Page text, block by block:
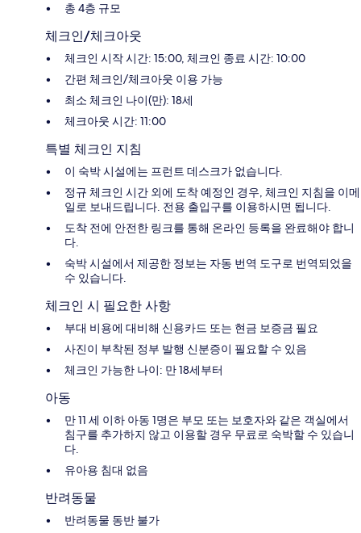
총 4층 규모
체크인/체크아웃
체크인 시작 시간: 15:00, 체크인 종료 시간: 10:00
간편 체크인/체크아웃 이용 가능
최소 체크인 나이(만): 18세
체크아웃 시간: 11:00
특별 체크인 지침
이 숙박 시설에는 프런트 데스크가 없습니다.
정규 체크인 시간 외에 도착 예정인 경우, 체크인 지침을 이메
일로 보내드립니다. 전용 출입구를 이용하시면 됩니다.
도착 전에 안전한 링크를 통해 온라인 등록을 완료해야 합니
다.
숙박 시설에서 제공한 정보는 자동 번역 도구로 번역되었을
수 있습니다.
체크인 시 필요한 사항
부대 비용에 대비해 신용카드 또는 현금 보증금 필요
사진이 부착된 정부 발행 신분증이 필요할 수 있음
체크인 가능한 나이: 만 18세부터
아동
만 11 세 이하 아동 1명은 부모 또는 보호자와 같은 객실에서
침구를 추가하지 않고 이용할 경우 무료로 숙박할 수 있습니
다.
유아용 침대 없음
반려동물
반려동물 동반 불가